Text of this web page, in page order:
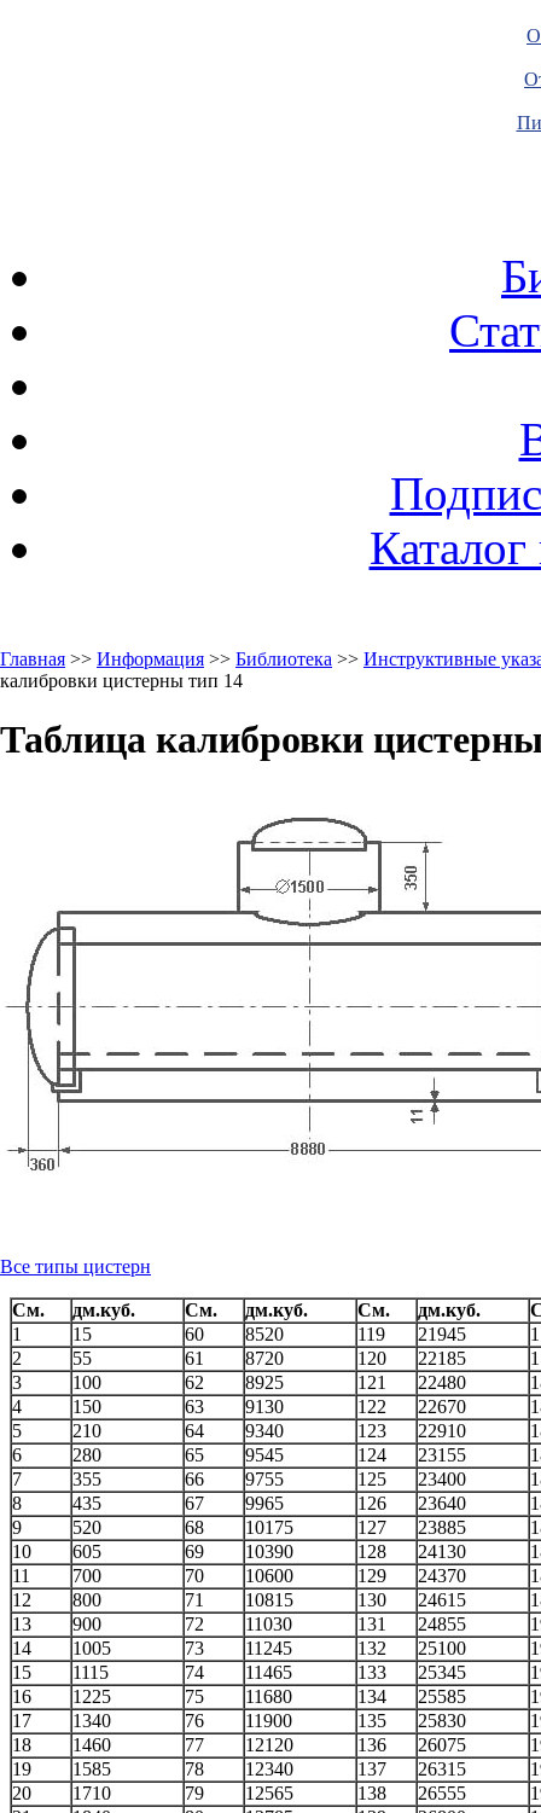
Главная >> Информация >> Библиотека >> Инструктивные
калибровки цистерны тип 14
Таблица калибровки
Все типы цистерн
См. дм.куб. См. дм.куб. См. дм.куб.
1
15 60 8520 119 21945
2
55 61 8720 120 22185
3
100 62 8925 121 22480
4
150 63 9130 122 22670
5
210 64 9340 123 22910
6
280 65 9545 124 23155
7
355 66 9755 125 23400
8
435 67 9965 126 23640
9
520 68 10175 127 23885
10
605 69 10390 128 24130
11
700 70 10600 129 24370
12
800 71 10815 130 24615
13
900 72 11030 131 24855
14
1005 73 11245 132 25100
15
1115 74 11465 133 25345
16
1225 75 11680 134 25585
17
1340 76 11900 135 25830
18
1460 77 12120 136 26075
19
1585 78 12340 137 26315
20
1710 79 12565 138 26555